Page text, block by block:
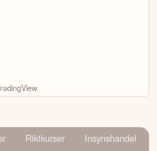
Riktkurser
Insynshandel